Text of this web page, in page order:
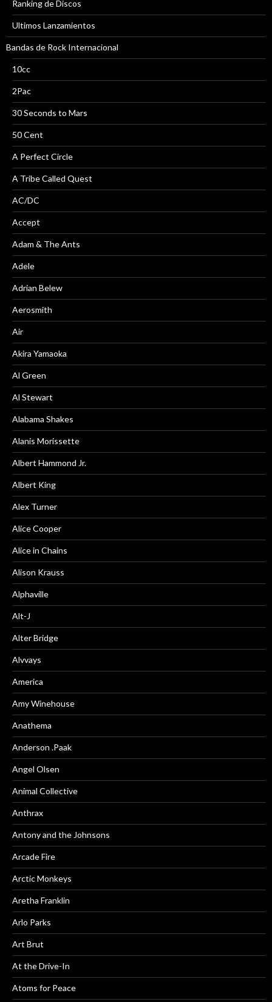
Ranking de Discos
Ultimos Lanzamientos
Bandas de Rock Internacional
10cc
2Pac
30 Seconds to Mars
50 Cent
A Perfect Circle
A Tribe Called Quest
AC/DC
Accept
Adam & The Ants
Adele
Adrian Belew
Aerosmith
Air
Akira Yamaoka
Al Green
Al Stewart
Alabama Shakes
Alanis Morissette
Albert Hammond Jr.
Albert King
Alex Turner
Alice Cooper
Alice in Chains
Alison Krauss
Alphaville
Alt-J
Alter Bridge
Alvvays
America
Amy Winehouse
Anathema
Anderson .Paak
Angel Olsen
Animal Collective
Anthrax
Antony and the Johnsons
Arcade Fire
Arctic Monkeys
Aretha Franklin
Arlo Parks
Art Brut
At the Drive-In
Atoms for Peace